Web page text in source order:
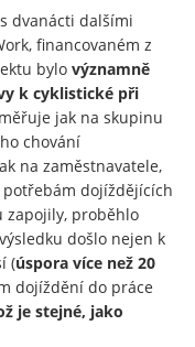
dvanácti dalšími
financovaném z
bylo významně
k cyklistické při
jak na skupinu
chování
na zaměstnavatele,
potřebám dojíždějících
zapojily, proběhlo
došlo nejen k
(úspora více než 20
dojíždění do práce
je stejné, jako